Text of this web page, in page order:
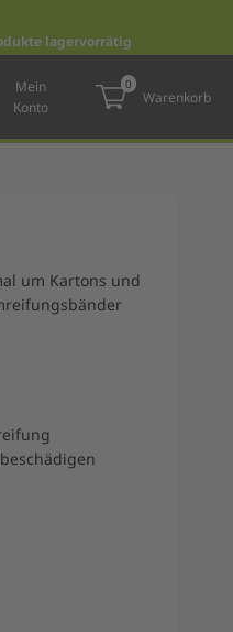
lagervorrätig
Mein
Konto
0
Warenkorb
um Kartons und